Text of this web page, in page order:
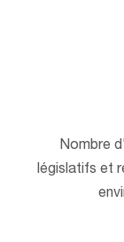
Nombre
législatifs et